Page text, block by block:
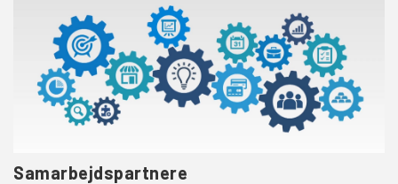
Samarbejdspartnere